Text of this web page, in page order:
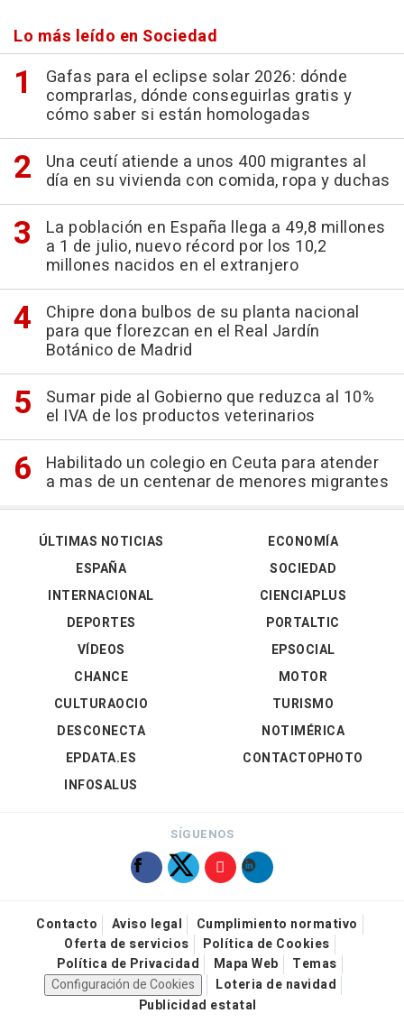
Lo más leído en Sociedad
Gafas para el eclipse solar 2026: dónde
comprarlas, dónde conseguirlas gratis y
cómo saber si están homologadas
Una ceutí atiende a unos 400 migrantes al
día en su vivienda con comida, ropa y duchas
La población en España llega a 49,8 millones
a 1 de julio, nuevo récord por los 10,2
millones nacidos en el extranjero
Chipre dona bulbos de su planta nacional
para que florezcan en el Real Jardín
Botánico de Madrid
Sumar pide al Gobierno que reduzca al 10%
el IVA de los productos veterinarios
Habilitado un colegio en Ceuta para atender
a mas de un centenar de menores migrantes
ÚLTIMAS NOTICIAS
ESPAÑA
INTERNACIONAL
DEPORTES
VÍDEOS
ECONOMÍA
SOCIEDAD
CIENCIAPLUS
PORTALTIC
EPSOCIAL
CHANCE
CULTURAOCIO
DESCONECTA
EPDATA.ES
INFOSALUS
MOTOR
TURISMO
NOTIMÉRICA
CONTACTOPHOTO
SÍGUENOS
Contacto Aviso legal
Cumplimiento normativo
Oferta de servicios
Política de Cookies
Política de Privacidad
Mapa Web
Temas
Configuración de Cookies
Loteria de navidad
Publicidad estatal